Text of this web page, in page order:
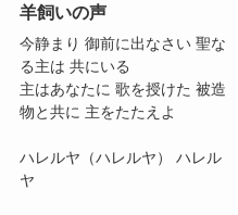
羊飼いの声
今静まり 御前に出なさい 聖な
る主は 共にいる
主はあなたに 歌を授けた 被造
物と共に 主をたたえよ
ハレルヤ（ハレルヤ） ハレル
ヤ